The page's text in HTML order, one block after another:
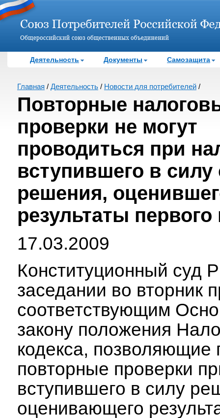
Деятельность Документы Самозащита
Главная / Деятельность / Новости для потребителей /
Повторные
проверки не могут
проводиться при
вступившего в силу
решения,
результаты первого
17.03.2009
Конституционный суд
заседании во вторник
соответствующим
закону положения
кодекса, позволяющие
повторные проверки
вступившего в силу
оценивающего